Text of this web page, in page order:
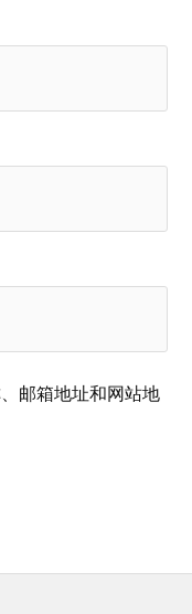
邮箱地址和网站地